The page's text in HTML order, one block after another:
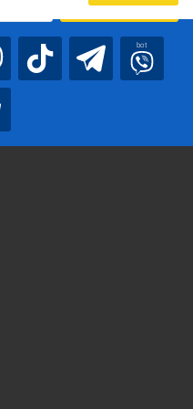
ПІДПИСАТИСЯ
bot